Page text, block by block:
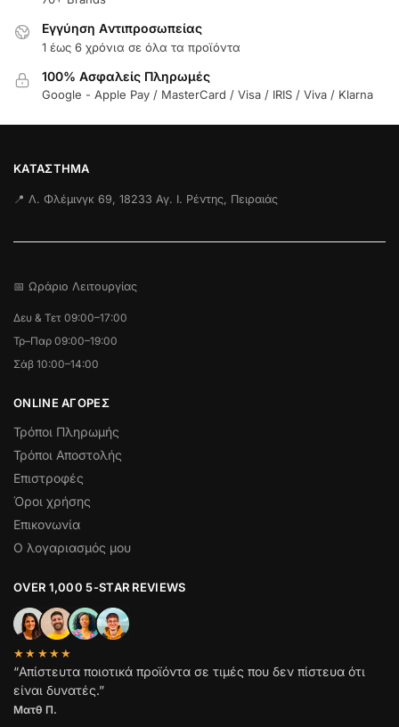
Εγγύηση Aντιπροσωπείας
1 έως 6 χρόνια σε όλα τα προϊόντα
100% Ασφαλείς Πληρωμές
Google - Apple Pay / MasterCard / Visa / IRIS / Viva / Klarna
ΚΑΤΆΣΤΗΜΑ
📍 Λ. Φλέμινγκ 69, 18233 Αγ. Ι. Ρέντης, Πειραιάς
📅 Ωράριο Λειτουργίας
Δευ & Τετ 09:00–17:00
Τρ–Παρ 09:00–19:00
Σάβ 10:00–14:00
ONLINE ΑΓΟΡΕΣ
Τρόποι Πληρωμής
Τρόποι Αποστολής
Επιστροφές
Όροι χρήσης
Επικονωνία
Ο λογαριασμός μου
OVER 1,000 5-STAR REVIEWS
★★★★★
“Απίστευτα ποιοτικά προϊόντα σε τιμές που δεν πίστευα ότι
είναι δυνατές.”
Ματθ Π.